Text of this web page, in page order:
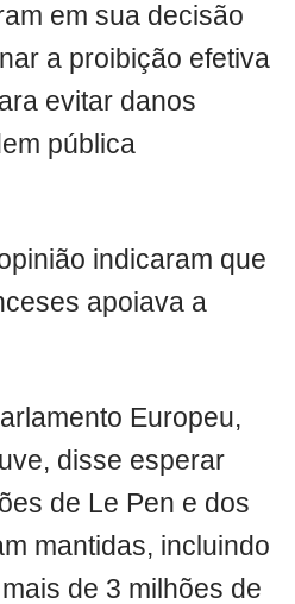
em sua decisão
a proibição efetiva
evitar danos
pública
indicaram que
apoiava a
Europeu,
disse esperar
de Le Pen e dos
mantidas, incluindo
de 3 milhões de